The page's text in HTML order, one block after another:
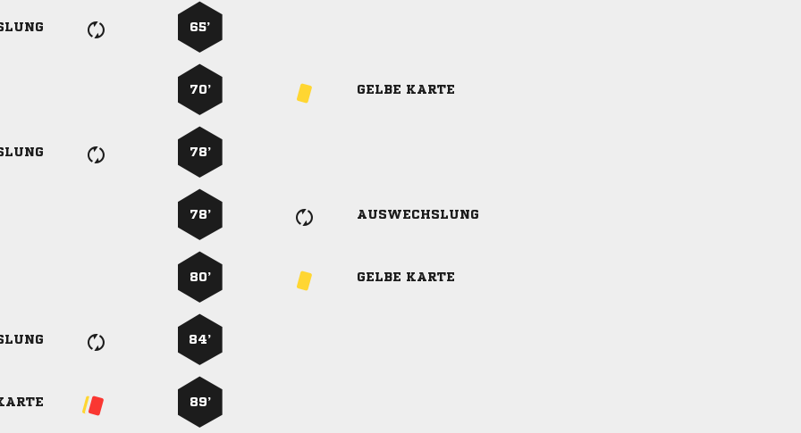
65’
70’ GELBE KARTE
78’
78’ AUSWECHSLUNG
80’ GELBE KARTE
84’
89’